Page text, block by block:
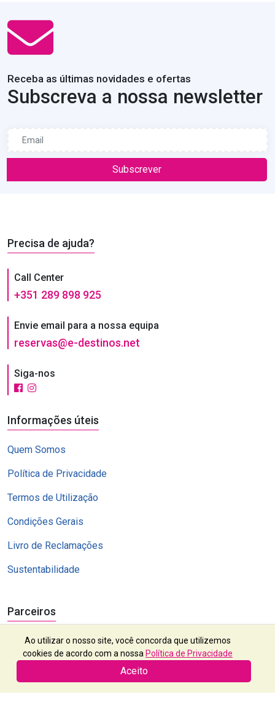
Receba as últimas novidades e ofertas
Subscreva a nossa newsletter
Subscrever
Precisa de ajuda?
Call Center
+351 289 898 925
Envie email para a nossa equipa
reservas@e-destinos.net
Siga-nos
Informações úteis
Quem Somos
Política de Privacidade
Termos de Utilização
Condições Gerais
Livro de Reclamações
Sustentabilidade
Parceiros
Ao utilizar o nosso site, você concorda que utilizemos
cookies de acordo com a nossa Política de Privacidade
Aceito